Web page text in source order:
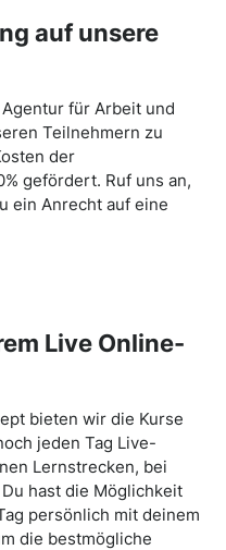
auf unsere
für Arbeit und
Teilnehmern zu
der
gefördert. Ruf uns an,
ein Anrecht auf eine
Live Online-
bieten wir die Kurse
jeden Tag Live-
Lernstrecken, bei
hast die Möglichkeit
persönlich mit deinem
die bestmögliche